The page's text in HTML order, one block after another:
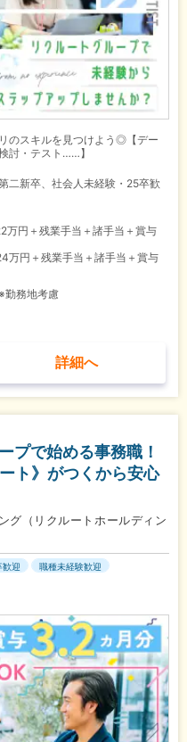
のスキルを見つけよう◎【デー
討・テスト……】
二新卒、社会人未経験・25卒歓
万円＋残業手当＋諸手当＋賞与
万円＋残業手当＋諸手当＋賞与
務地考慮
詳細へ
プで始める事務職！
ト》がつくから安心
グ（リクルートホールディン
歓迎
職種未経験歓迎